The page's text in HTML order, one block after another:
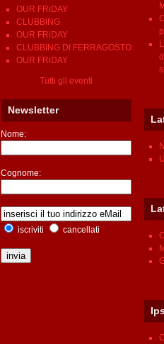
OUR FRiDAY
CLUBBING
OUR FRiDAY
CLUBBING DI FERRAGOSTO
OUR FRiDAY
Tutti gli eventi
Newsletter
Nome:
Cognome:
iscriviti cancellati